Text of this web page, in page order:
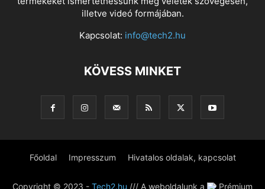
illetve videó formájában.
Kapcsolat: info@tech2.hu
KÖVESS MINKET
Főoldal Impresszum Hivatalos oldalak, kapcsolat
Copyright © 2023 - Tech2.hu /// A weboldalunk a Prémium